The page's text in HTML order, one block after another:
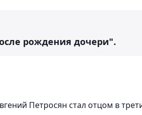
рождения дочери".
Петросян стал отцом в